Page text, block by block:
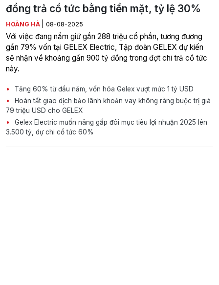
đồng trả cổ tức bằng tiền mặt, tỷ lệ 30%
HOÀNG HÀ 08-08-2025
Với việc đang nắm giữ gần 288 triệu cổ phần, tương đương
gần 79% vốn tại GELEX Electric, Tập đoàn GELEX dự kiến
sẽ nhận về khoảng gần 900 tỷ đồng trong đợt chi trả cổ tức
này.
Tăng 60% từ đầu năm, vốn hóa Gelex vượt mức 1 tỷ USD
Hoàn tất giao dịch bảo lãnh khoản vay không ràng buộc trị giá
79 triệu USD cho GELEX
Gelex Electric muốn nâng gấp đôi mục tiêu lợi nhuận 2025 lên
3.500 tỷ, dự chi cổ tức 60%